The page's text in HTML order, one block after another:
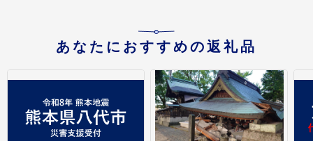
あなたにおすすめの返礼品